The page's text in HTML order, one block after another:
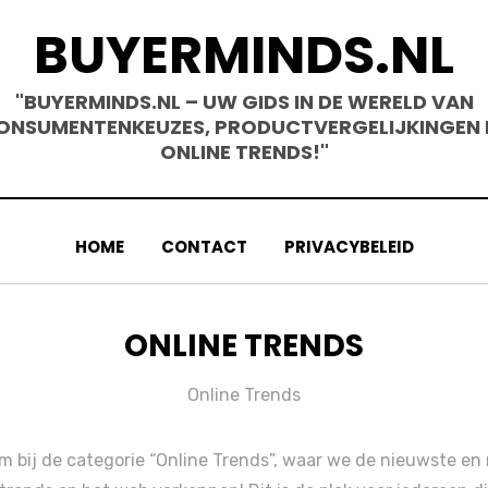
BUYERMINDS.NL
"BUYERMINDS.NL – UW GIDS IN DE WERELD VAN
PRODUCTVERGELIJKINGEN
ONLINE TRENDS!"
HOME CONTACT PRIVACYBELEID
CATEGORY
:
ONLINE TRENDS
Online Trends
bij de categorie “Online Trends”, waar we de nieuwste en